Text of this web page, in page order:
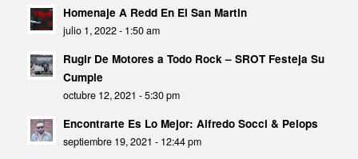
Homenaje A Redd En El San Martin
julio 1, 2022 - 1:50 am
Rugir De Motores a Todo Rock – SROT Festeja Su
Cumple
octubre 12, 2021 - 5:30 pm
Encontrarte Es Lo Mejor: Alfredo Socci & Pelops
septiembre 19, 2021 - 12:44 pm